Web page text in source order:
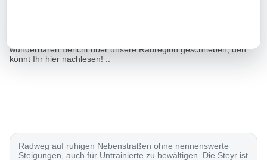
wunderbaren Bericht über unsere Radregion geschrieben, den
könnt Ihr hier nachlesen! ..
Radweg auf ruhigen Nebenstraßen ohne nennenswerte
Steigungen, auch für Untrainierte zu bewältigen. Die Steyr ist